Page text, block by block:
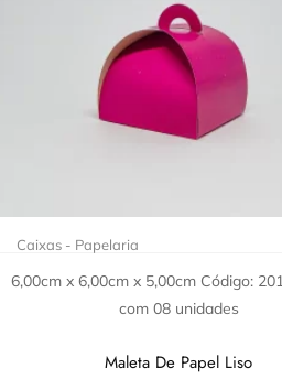
Caixas - Papelaria
6,00cm x 6,00cm x 5,00cm Código:
com 08 unidades
Maleta De Papel Liso